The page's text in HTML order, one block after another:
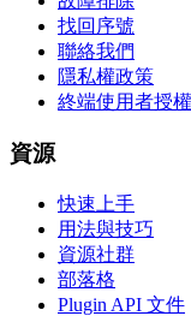
找回序號
聯絡我們
隱私權政策
終端使用者授
資源
快速上手
用法與技巧
資源社群
部落格
Plugin API 文件